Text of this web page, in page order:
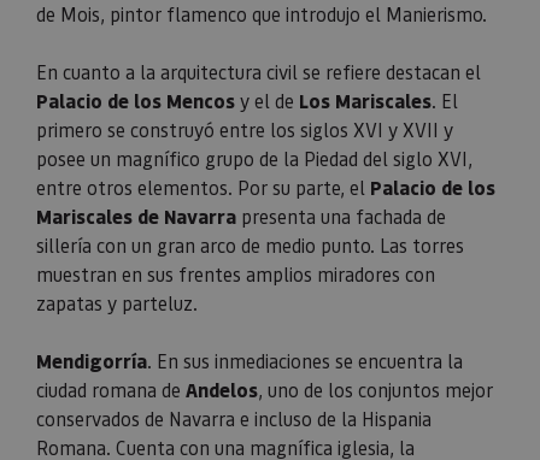
de Mois, pintor flamenco que introdujo el Manierismo.
En cuanto a la arquitectura civil se refiere destacan el
Palacio de los Mencosy el de Los Mariscales. El
primero se construyó entre los siglos XVI y XVII y
posee un magnífico grupo de la Piedad del siglo XVI,
entre otros elementos. Por su parte, el Palacio de los
Mariscales de Navarra presenta una fachada de
sillería con un gran arco de medio punto. Las torres
muestran en sus frentes amplios miradores con
zapatas y parteluz.
Mendigorría. En sus inmediaciones se encuentra la
ciudad romana de Andelos, uno de los conjuntos mejor
conservados de Navarra e incluso de la Hispania
Romana. Cuenta con una magnífica iglesia, la